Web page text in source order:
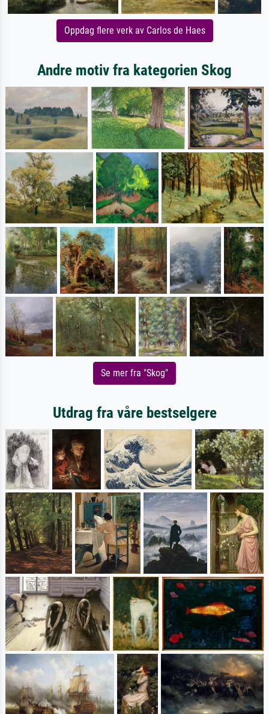
Oppdag flere verk av Carlos de Haes
Andre motiv fra kategorien Skog
Se mer fra "Skog"
Utdrag fra våre bestselgere